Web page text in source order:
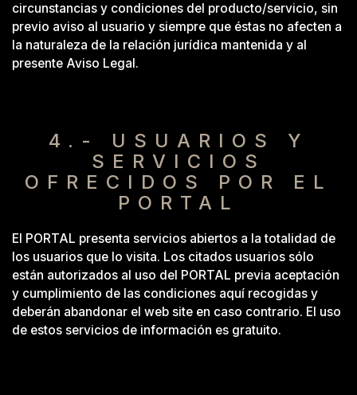
circunstancias y condiciones del producto/servicio, sin
previo aviso al usuario y siempre que éstas no afecten a
la naturaleza de la relación jurídica mantenida y al
presente Aviso Legal.
4.- USUARIOS Y
SERVICIOS
OFRECIDOS POR EL
PORTAL
El PORTAL presenta servicios abiertos a la totalidad de
los usuarios que lo visita. Los citados usuarios sólo
están autorizados al uso del PORTAL previa aceptación
y cumplimiento de las condiciones aquí recogidas y
deberán abandonar el web site en caso contrario. El uso
de estos servicios de información es gratuito.